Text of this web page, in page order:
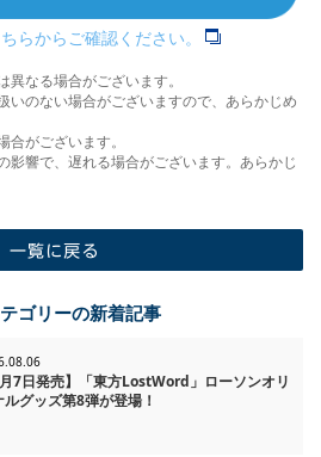
らからご確認ください。
なる場合がございます。
のない場合がございますので、あらかじめ
がございます。
響で、遅れる場合がございます。あらかじ
ゴリーの新着記事
月7日発売】「東方LostWord」ローソンオリ
ルグッズ第8弾が登場！